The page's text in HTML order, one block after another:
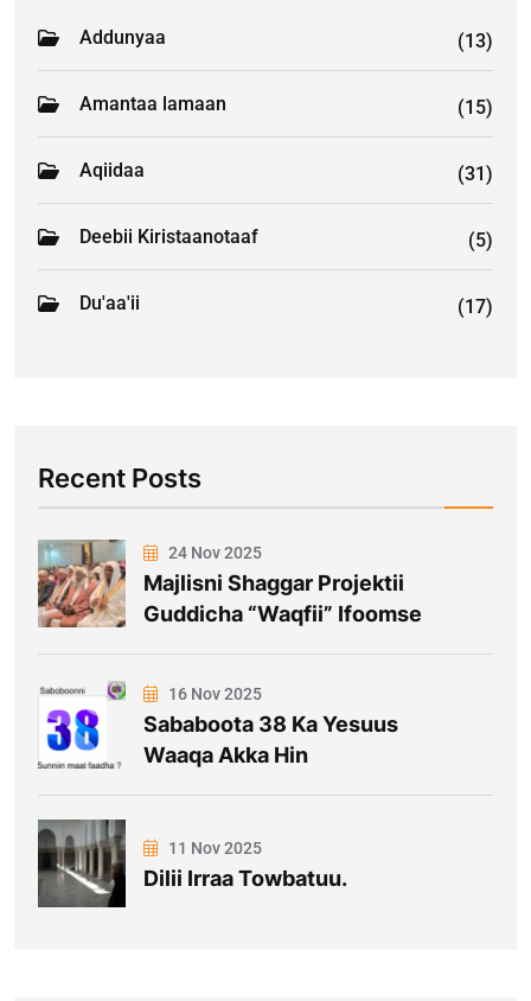
Addunyaa (13)
Amantaa lamaan (15)
Aqiidaa (31)
Deebii Kiristaanotaaf (5)
Du'aa'ii (17)
Recent Posts
24 Nov 2025
Majlisni Shaggar Projektii
Guddicha “Waqfii” Ifoomse
16 Nov 2025
Sababoota 38 Ka Yesuus
Waaqa Akka Hin
11 Nov 2025
Dilii Irraa Towbatuu.